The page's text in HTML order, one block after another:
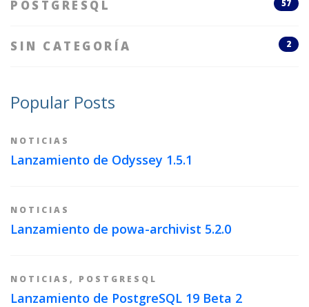
POSTGRESQL 57
SIN CATEGORÍA 2
Popular Posts
NOTICIAS
Lanzamiento de Odyssey 1.5.1
NOTICIAS
Lanzamiento de powa-archivist 5.2.0
NOTICIAS , POSTGRESQL
Lanzamiento de PostgreSQL 19 Beta 2